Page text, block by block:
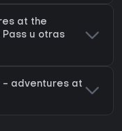
at the
u otras
- adventures at